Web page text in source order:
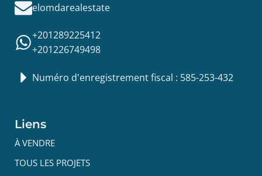
elomdarealestate
+201289225412
+201226749498
Numéro d'enregistrement fiscal : 585-253-432
Liens
À VENDRE
TOUS LES PROJETS